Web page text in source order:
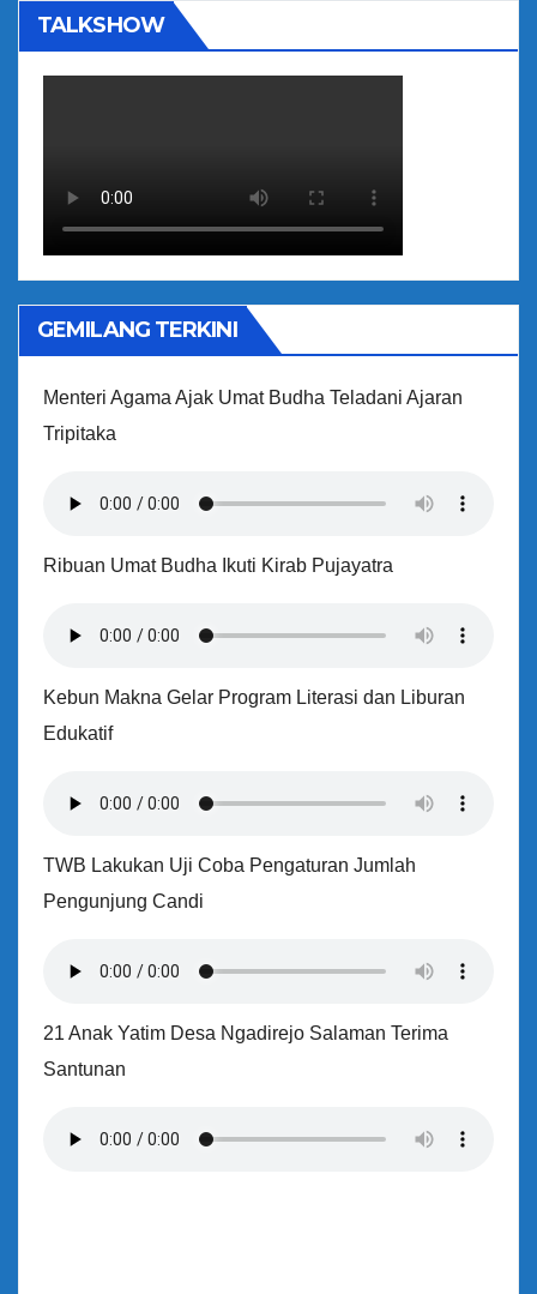
TALKSHOW
GEMILANG TERKINI
Menteri Agama Ajak Umat Budha Teladani Ajaran
Tripitaka
Ribuan Umat Budha Ikuti Kirab Pujayatra
Kebun Makna Gelar Program Literasi dan Liburan
Edukatif
TWB Lakukan Uji Coba Pengaturan Jumlah
Pengunjung Candi
21 Anak Yatim Desa Ngadirejo Salaman Terima
Santunan